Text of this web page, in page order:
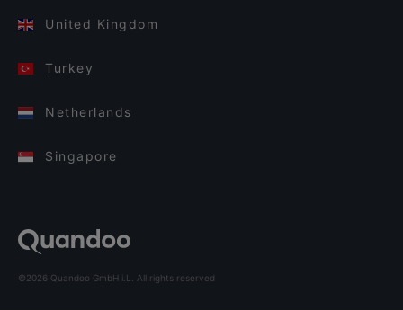
United Kingdom
Turkey
Netherlands
Singapore
©2026 Quandoo GmbH i.L. All rights reserved